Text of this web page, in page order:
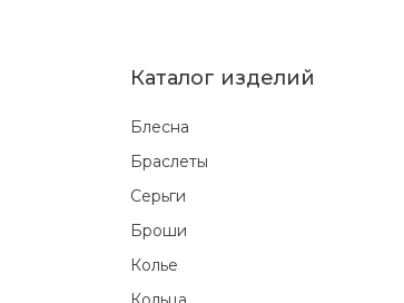
Каталог изделий
Блесна
Браслеты
Серьги
Броши
Колье